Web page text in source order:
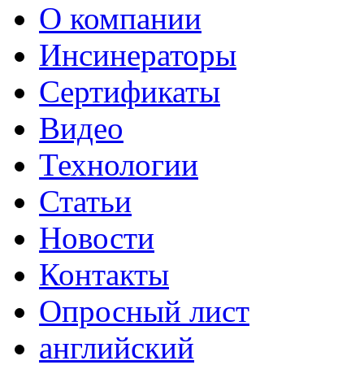
О компании
Инсинераторы
Сертификаты
Видео
Технологии
Статьи
Новости
Контакты
Опросный лист
английский